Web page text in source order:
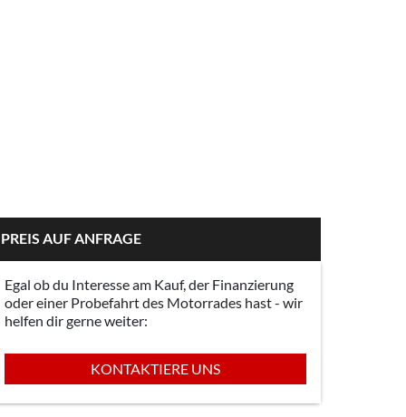
PREIS AUF ANFRAGE
Egal ob du Interesse am Kauf, der Finanzierung
oder einer Probefahrt des Motorrades hast - wir
helfen dir gerne weiter:
KONTAKTIERE UNS